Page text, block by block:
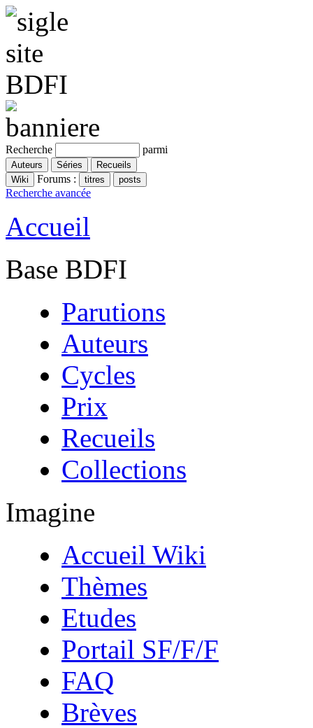
Recherche parmi
Forums :
Recherche avancée
Accueil
Base BDFI
Parutions
Auteurs
Cycles
Prix
Recueils
Collections
Imagine
Accueil Wiki
Thèmes
Etudes
Portail SF/F/F
FAQ
Brèves